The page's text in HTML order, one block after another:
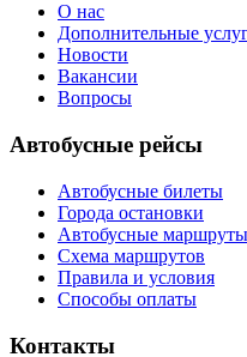
О нас
Дополнительные
Новости
Вакансии
Вопросы
Автобусные рейсы
Автобусные билеты
Города остановки
Автобусные маршруты
Схема маршрутов
Правила и условия
Способы оплаты
Контакты